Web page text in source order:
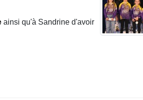
ainsi qu'à Sandrine d'avoir